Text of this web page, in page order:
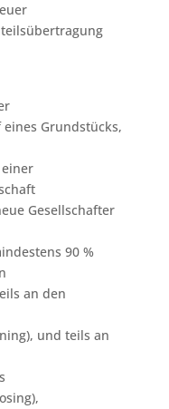
Grundstücks,
Gesellschafter
90 %
an den
und teils an